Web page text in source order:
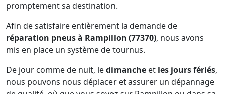
promptement sa destination.
Afin de satisfaire entièrement la demande de
réparation pneus à Rampillon (77370), nous avons
mis en place un système de tournus.
De jour comme de nuit, ledimanche et les jours fériés,
nous pouvons nous déplacer et assurer un dépannage